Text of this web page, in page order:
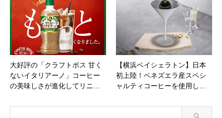
大好評の「クラフトボス 甘く
ないイタリアーノ」コーヒー
の美味しさが進化してリニ…
【横浜ベイシェラトン】日本
初上陸！ベネズエラ産スペシ
ャルティコーヒーを使用し…